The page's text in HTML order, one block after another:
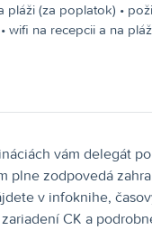
(za poplatok) •
wifi na recepcii a na
vám delegát
plne zodpovedá
v infoknihe,
CK a